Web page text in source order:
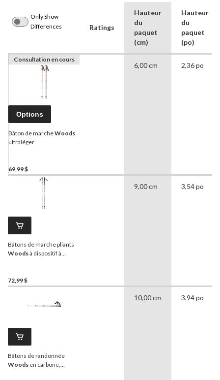
Only Show
Differences
Ratings
Hauteur
du
paquet
(cm)
Hauteur
du
paquet
(po)
Consultation en cours
Options
Bâton de marcheWoods
ultraléger
69,99 $
6,00 cm 2,36 po
Bâtons de marche pliants
Woodsà dispositif à
72,99 $
9,00 cm 3,54 po
Bâtons de randonnée
Woods en carbone,
10,00 cm 3,94 po